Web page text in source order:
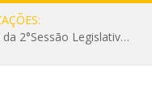
11ª Reunião Ordinária do 1° Período da 2°Sessão Legislativa da 9ª Legislatura do Poder Legislativo